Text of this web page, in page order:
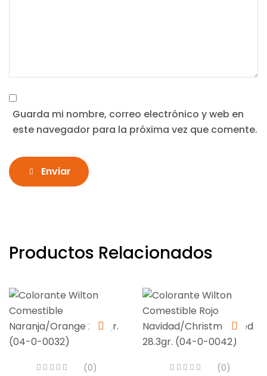
Guarda mi nombre, correo electrónico y web en
este navegador para la próxima vez que comente.
Enviar
Productos Relacionados
(0) (0)